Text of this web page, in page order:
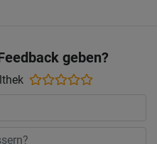
geben?